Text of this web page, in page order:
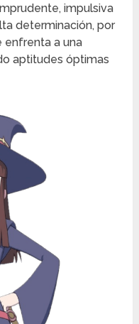
impulsiva
determinación, por
enfrenta a una
aptitudes óptimas